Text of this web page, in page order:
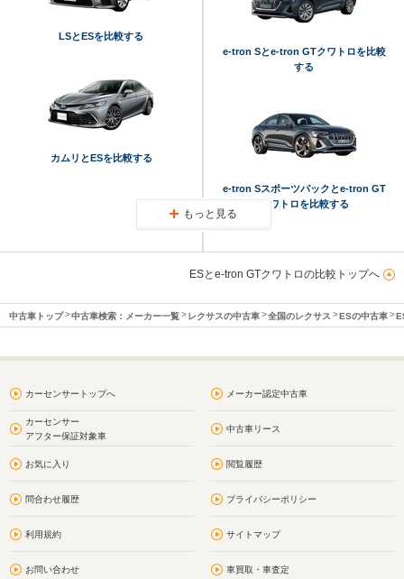
LSとESを比較する
カムリとESを比較する
e-tron Sとe-tron GTクワトロを比較
する
e-tron Sスポーツバックとe-tron GT
クワトロを比較する
もっと見る
ESとe-tron GTクワトロの比較トップへ
中古車トップ 中古車検索：メーカー一覧 レクサスの中古車 全国のレクサス ESの中古車
カーセンサートップへ メーカー認定中古車
カーセンサー
アフター保証対象車
中古車リース
お気に入り 閲覧履歴
問合わせ履歴 プライバシーポリシー
利用規約 サイトマップ
お問い合わせ 車買取・車査定